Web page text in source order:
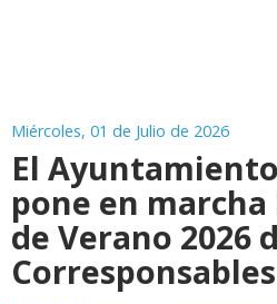
Miércoles, 01 de Julio de 2026
El
pone en
de Verano 2026
Corresponsables